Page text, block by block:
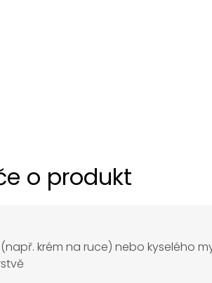
o produkt
krém na ruce) nebo kyselého